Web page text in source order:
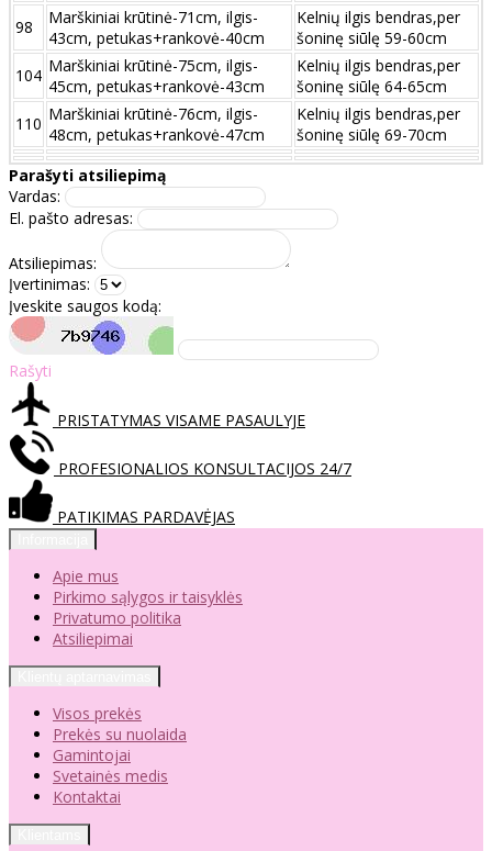
98
Marškiniai krūtinė-71cm, ilgis-
43cm, petukas+rankovė-40cm
Kelnių ilgis bendras,per
šoninę siūlę 59-60cm
104 Marškiniai krūtinė-75cm, ilgis-
45cm, petukas+rankovė-43cm
Kelnių ilgis bendras,per
šoninę siūlę 64-65cm
110 Marškiniai krūtinė-76cm, ilgis-
48cm, petukas+rankovė-47cm
Kelnių ilgis bendras,per
šoninę siūlę 69-70cm
Parašyti atsiliepimą
Vardas:
El. pašto adresas:
Atsiliepimas:
Įvertinimas:
Įveskite saugos kodą:
Rašyti
PRISTATYMAS VISAME PASAULYJE
PROFESIONALIOS KONSULTACIJOS 24/7
PATIKIMAS PARDAVĖJAS
Apie mus
Pirkimo sąlygos ir taisyklės
Privatumo politika
Atsiliepimai
Visos prekės
Prekės su nuolaida
Gamintojai
Svetainės medis
Kontaktai